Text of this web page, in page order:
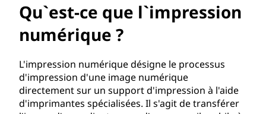
Qu`est-ce que l`impression
numérique ?
L'impression numérique désigne le processus
d'impression d'une image numérique
directement sur un support d'impression à l'aide
d'imprimantes spécialisées. Il s'agit de transférer